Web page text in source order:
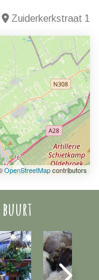
Zuiderkerkstraat 1
OpenStreetMapcontributors